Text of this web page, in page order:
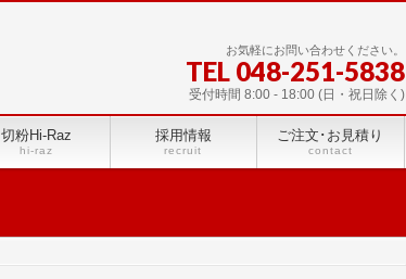
お気軽にお問い合わせください。
TEL 048-251-5838
受付時間 8:00 - 18:00 (日・祝日除く)
切粉Hi-Raz
hi-raz
採用情報
recruit
ご注文･お見積り
contact